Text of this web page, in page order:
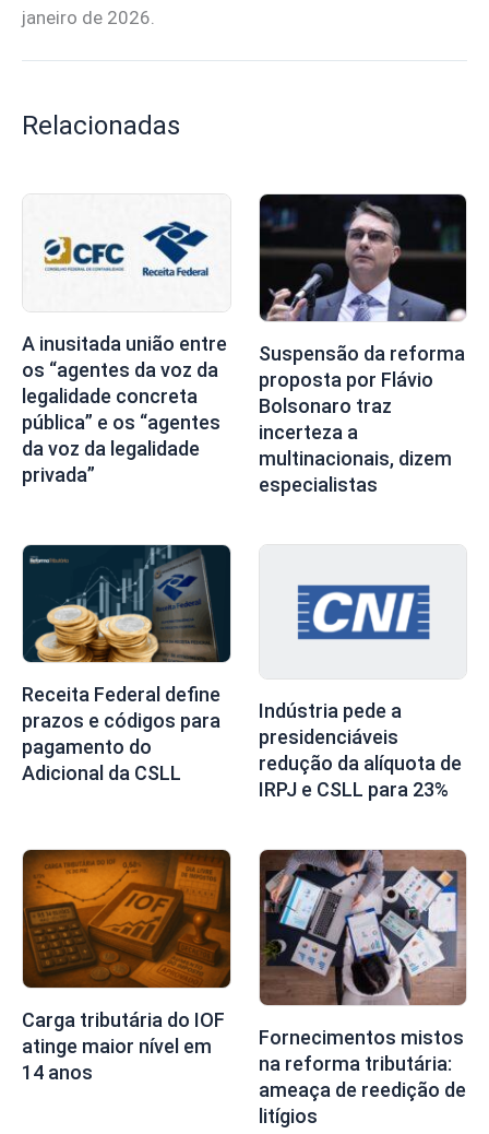
janeiro de 2026.
Relacionadas
A inusitada união entre
os “agentes da voz da
legalidade concreta
pública” e os “agentes
da voz da legalidade
privada”
Suspensão da reforma
proposta por Flávio
Bolsonaro traz
incerteza a
multinacionais, dizem
especialistas
Receita Federal define
prazos e códigos para
pagamento do
Adicional da CSLL
Indústria pede a
presidenciáveis
redução da alíquota de
IRPJ e CSLL para 23%
Carga tributária do IOF
atinge maior nível em
14 anos
Fornecimentos mistos
na reforma tributária:
ameaça de reedição de
litígios